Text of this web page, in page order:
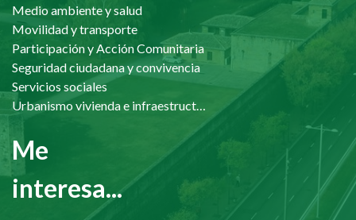
Medio ambiente y salud
Movilidad y transporte
Participación y Acción Comunitaria
Seguridad ciudadana y convivencia
Servicios sociales
Urbanismo vivienda e infraestructuras
Me
interesa...